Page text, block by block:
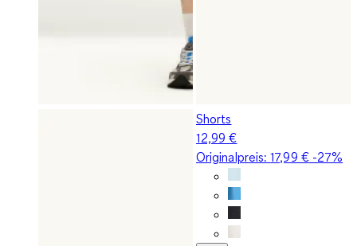
Shorts
12,99 €
Originalpreis:17,99 €-27%